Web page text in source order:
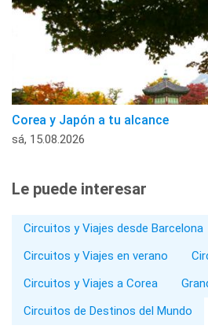
Corea y Japón a tu alcance
sá, 15.08.2026
Le puede interesar
Circuitos y Viajes desde Barcelona
Circuitos y Viajes en verano
Circuitos y Viajes a Corea
Circuitos de Destinos del Mundo